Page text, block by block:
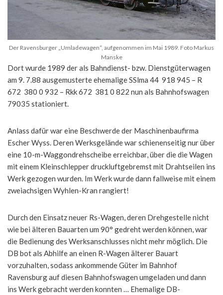
Der Ravensburger „Umladewagen“, aufgenommen im Mai 1989. Foto Markus
Manske
Dort wurde 1989 der als Bahndienst- bzw. Dienstgüterwagen
am 9. 7.88 ausgemusterte ehemalige SSlma 44 918 945 – R
672 380 0 932 – Rkk 672 381 0 822 nun als Bahnhofswagen
79035 stationiert.
Anlass dafür war eine Beschwerde der Maschinenbaufirma
Escher Wyss. Deren Werksgelände war schienenseitig nur über
eine 10-m-Waggondrehscheibe erreichbar, über die die Wagen
mit einem Kleinschlepper druckluftgebremst mit Drahtseilen ins
Werk gezogen wurden. Im Werk wurde dann fallweise mit einem
zweiachsigen Wyhlen-Kran rangiert!
Durch den Einsatz neuer Rs-Wagen, deren Drehgestelle nicht
wie bei älteren Bauarten um 90° gedreht werden können, war
die Bedienung des Werksanschlusses nicht mehr möglich. Die
DB bot als Abhilfe an einen R-Wagen älterer Bauart
vorzuhalten, sodass ankommende Güter im Bahnhof
Ravensburg auf diesen Bahnhofswagen umgeladen und dann
ins Werk gebracht werden konnten … Ehemalige DB-